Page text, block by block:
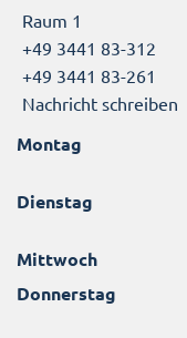
Raum 1
+49 3441 83-312
+49 3441 83-261
Nachricht schreiben
Montag
Dienstag
Mittwoch
Donnerstag